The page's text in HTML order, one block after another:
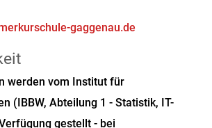
gaggenau.de
werden vom Institut für
(IBBW, Abteilung 1 - Statistik, IT-
gestellt - bei